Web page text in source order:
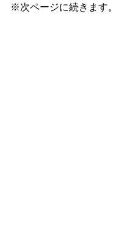
※次ページに続きます。